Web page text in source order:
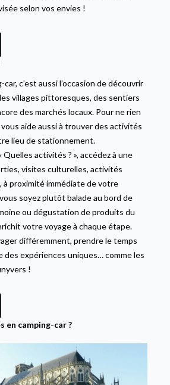
selon vos envies !
c’est aussi l’occasion de découvrir
villages pittoresques, des sentiers
des marchés locaux. Pour ne rien
vous aide aussi à trouver des activités
lieu de stationnement.
Quelles activités ? », accédez à une
visites culturelles, activités
à proximité immédiate de votre
soyez plutôt balade au bord de
ou dégustation de produits du
votre voyage à chaque étape.
différemment, prendre le temps
des expériences uniques… comme les
!
en camping-car ?